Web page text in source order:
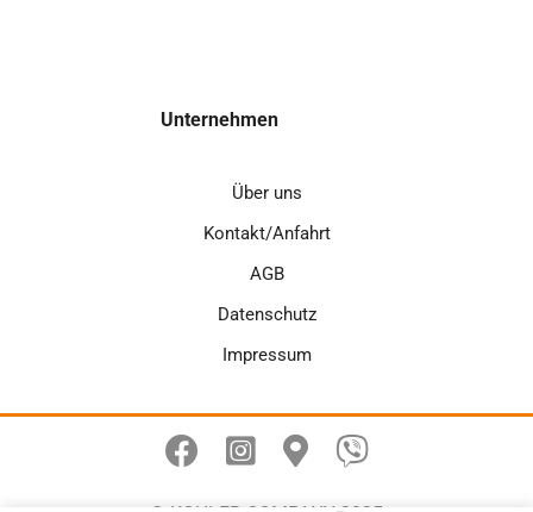
Unternehmen
Über uns
Kontakt/Anfahrt
AGB
Datenschutz
Impressum